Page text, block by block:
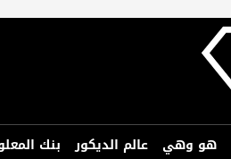
هو وهي عالم الديكور بنك